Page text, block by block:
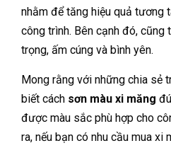
nhằm để tăng hiệu quả tương
công trình. Bên cạnh đó, cũng
trọng, ấm cúng và bình yên.
Mong rằng với những chia sẻ
biết cách sơn màu xi măng
được màu sắc phù hợp cho
ra, nếu bạn có nhu cầu mua xi